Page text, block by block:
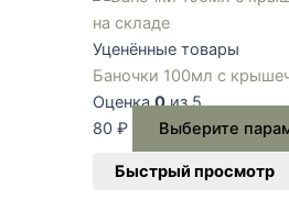
на складе
Уценённые товары
Баночки 100мл с
Оценка0из 5
80 ₽ Выберите
Быстрый просмотр